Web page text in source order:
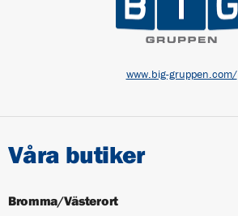
www.big-gruppen.com/
Våra butiker
Bromma/Västerort